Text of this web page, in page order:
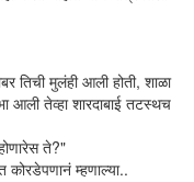
तिची मुलंही आली होती, शाळा
तेव्हा शारदाबाई तटस्थच
ते?"
म्हणाल्या..